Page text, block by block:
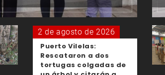
2 de agosto de 2026
Puerto Vilelas:
Rescataron a dos
tortugas colgadas de